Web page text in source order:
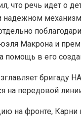
что речь идет о
надежном
Макрона и
помощь в его
бригаду
на передовой
на фронте,